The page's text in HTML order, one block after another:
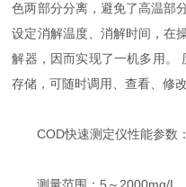
色两部分分离，避免了高温部
设定消解温度、消解时间，在
解器，因而实现了一机多用。
存储，可随时调用、查看、修改
COD快速测定仪性能参数